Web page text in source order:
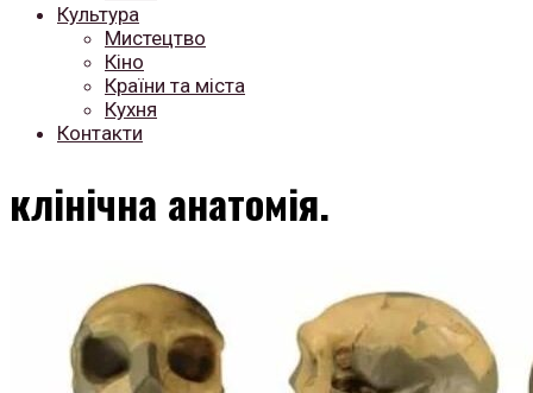
Культура
Мистецтво
Кіно
Країни та міста
Кухня
Контакти
клінічна анатомія.